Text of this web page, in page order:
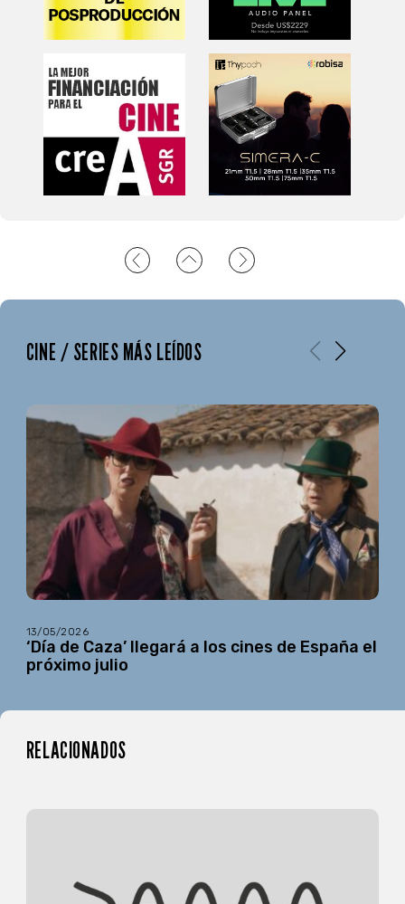
CINE / SERIES MÁS LEÍDOS
13/05/2026
‘Día de Caza’ llegará a los cines de España el
próximo julio
RELACIONADOS